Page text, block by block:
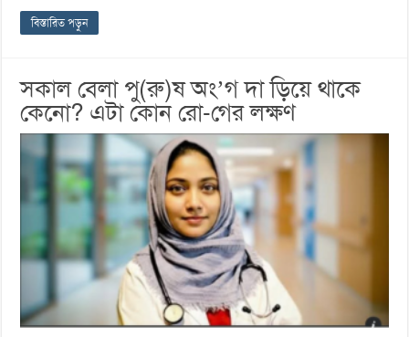
বিস্তারিত পড়ুন
সকাল বেলা পু(রু)ষ অং’গ দা ড়িয়ে থাকে
কেনো? এটা কোন রো-গের লক্ষণ